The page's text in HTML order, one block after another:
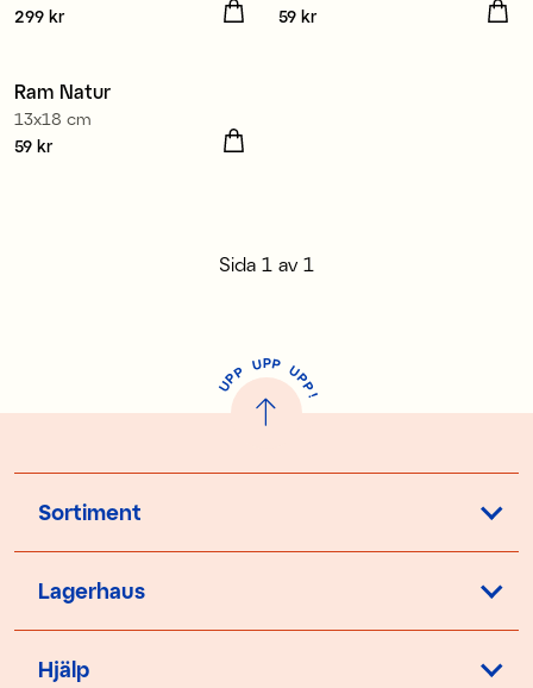
Pris :299 kr
299 kr Pris:
59 kr
3 för 2
Ram Natur
13x18 cm
Pris:
59 kr
Sida 1 av 1
U
P
P UPP UP
P
!
Sortiment
Lagerhaus
Hjälp